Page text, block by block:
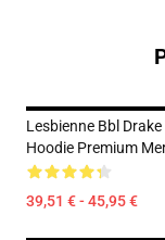
Lesbienne Bbl Drake
Hoodie Premium
39,51 € - 45,95 €